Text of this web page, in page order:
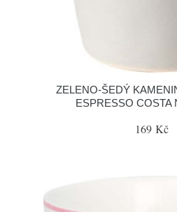
ZELENO-ŠEDÝ
ESPRESSO COSTA
169 Kč